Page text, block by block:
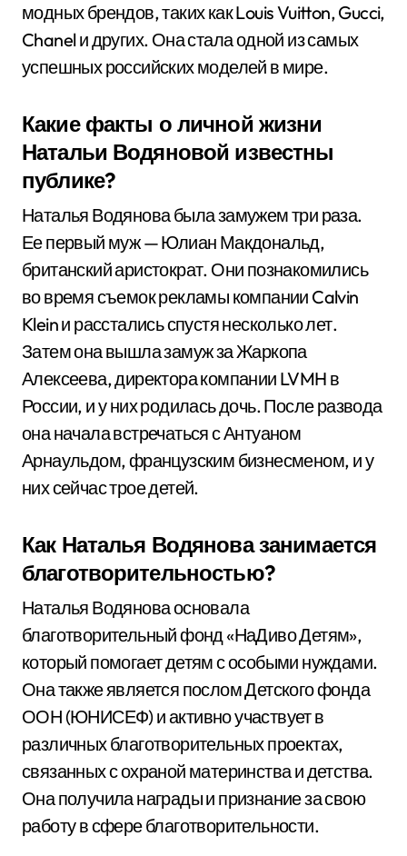
модных брендов, таких как Louis Vuitton, Gucci,
Chanel и других. Она стала одной из самых
успешных российских моделей в мире.
Какие факты о личной жизни
Натальи Водяновой известны
публике?
Наталья Водянова была замужем три раза.
Ее первый муж — Юлиан Макдональд,
британский аристократ. Они познакомились
во время съемок рекламы компании Calvin
Klein и расстались спустя несколько лет.
Затем она вышла замуж за Жаркопа
Алексеева, директора компании LVMH в
России, и у них родилась дочь. После развода
она начала встречаться с Антуаном
Арнаульдом, французским бизнесменом, и у
них сейчас трое детей.
Как Наталья Водянова занимается
благотворительностью?
Наталья Водянова основала
благотворительный фонд «НаДиво Детям»,
который помогает детям с особыми нуждами.
Она также является послом Детского фонда
ООН (ЮНИСЕФ) и активно участвует в
различных благотворительных проектах,
связанных с охраной материнства и детства.
Она получила награды и признание за свою
работу в сфере благотворительности.